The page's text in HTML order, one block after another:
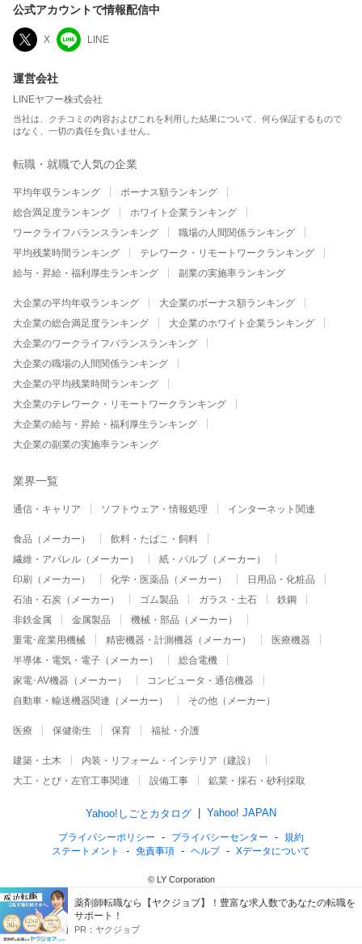
薬剤師転職なら【ヤクジョブ】！豊富な求人数であなたの転職を
サポート！
PR： ヤクジョブ
公式アカウントで情報配信中
X LINE
運営会社
LINEヤフー株式会社
当社は、クチコミの内容およびこれを利用した結果について、何ら保証するもので
はなく、一切の責任を負いません。
転職・就職で人気の企業
平均年収ランキング
ボーナス額ランキング
総合満足度ランキング
ホワイト企業ランキング
ワークライフバランスランキング
職場の人間関係ランキング
平均残業時間ランキング
テレワーク・リモートワークランキング
給与・昇給・福利厚生ランキング
副業の実施率ランキング
大企業の平均年収ランキング
大企業のボーナス額ランキング
大企業の総合満足度ランキング
大企業のホワイト企業ランキング
大企業のワークライフバランスランキング
大企業の職場の人間関係ランキング
大企業の平均残業時間ランキング
大企業のテレワーク・リモートワークランキング
大企業の給与・昇給・福利厚生ランキング
大企業の副業の実施率ランキング
業界一覧
通信・キャリア ソフトウェア・情報処理 インターネット関連
食品（メーカー）
飲料・たばこ・飼料
繊維・アパレル（メーカー）
紙・パルプ（メーカー）
印刷（メーカー）
化学・医薬品（メーカー）
日用品・化粧品
石油・石炭（メーカー）
ゴム製品 ガラス・土石
鉄鋼
非鉄金属
金属製品
機械・部品（メーカー）
重電･産業用機械
精密機器・計測機器（メーカー）
医療機器
半導体・電気・電子（メーカー）
総合電機
家電･AV機器（メーカー）
コンピュータ・通信機器
自動車・輸送機器関連（メーカー）
その他（メーカー）
医療 保健衛生 保育 福祉・介護
建築・土木
内装・リフォーム・インテリア（建設）
大工・とび・左官工事関連
設備工事 鉱業・採石・砂利採取
Yahoo!しごとカタログ Yahoo! JAPAN
プライバシーポリシー プライバシーセンター
規約
ステートメント
免責事項 ヘルプ Xデータについて
© LY Corporation